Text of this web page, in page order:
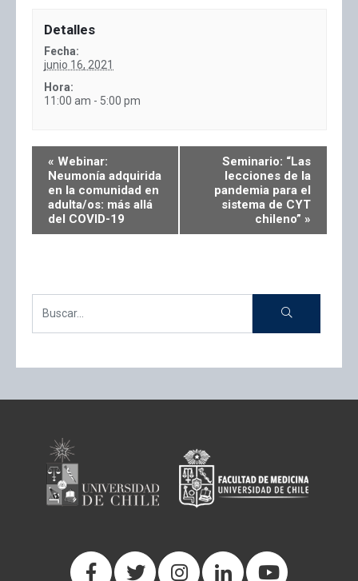
Detalles
Fecha:
junio 16, 2021
Hora:
11:00 am - 5:00 pm
« Webinar:
Neumonía adquirida
en la comunidad en
adulta/os: más allá
del COVID-19
Seminario: “Las
lecciones de la
pandemia para el
sistema de CYT
chileno” »